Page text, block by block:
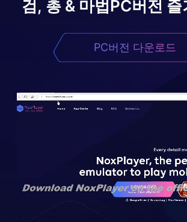
검, 총 & 마법 PC버전
PC버전 다운로드